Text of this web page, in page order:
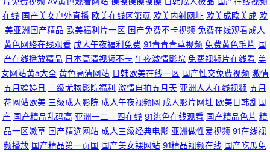
在线 国产美女户外直播 欧美在线区第页 欧美内射网址 欧美成欧美成 欧
美亚洲国产精品 欧美福利片一区 国产免费不卡视频 免费在线观看成人
黄色网络在线观看 成人午夜福利免费 91青青青草视频 免费黄色毛片 国
产在线播放精品 日本高清视频不卡 午夜激情影院 免费视频片在线看 美
女网站黄a大全 黄色高清网站 日韩欧美在线一区 国产性交兔费视频 激情
五月婷婷日 三级尤物影院福利 激情自拍五月天 亚洲人人在线视频 五月
花网站欧美 三级成人影院 成人午夜视频网 成人影片网址 欧美日韩乱国
产 国产精品乱码高 亚洲一二三四在线 91洮色在线观看 国产精品色片 精
品一区嫩草 国产精选网站 成人三级经典电影 亚洲做性爱视频 91在线视
频播放 国产精品第一页国 国产美女裸网站 91精品视频在线 国产吃瓜免